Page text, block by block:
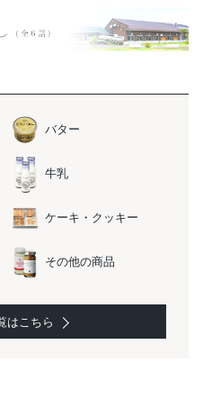
バター
牛乳
ケーキ・クッキー
その他の商品
はこちら